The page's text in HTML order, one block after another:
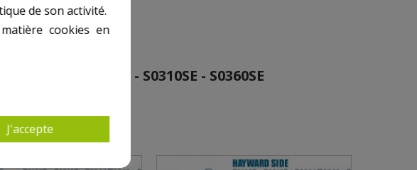
- S0244-S0246 - S0310SE - S0360SE
de son activité.
cookies en
J'accepte